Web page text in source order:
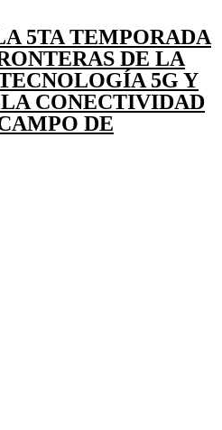
5TA TEMPORADA
DE LA
5G Y
CONECTIVIDAD
DE